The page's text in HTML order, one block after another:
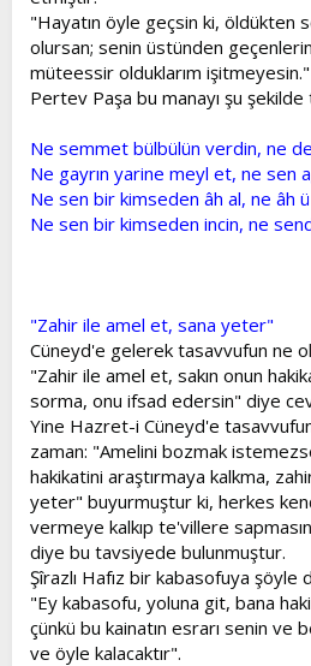
"Hayatın öyle geçsin ki, öldükten
olursan; senin üstünden
müteessir olduklarım işitmeyesin."
Pertev Paşa bu manayı şu
Ne semmet bülbülün verdin, ne
Ne gayrın yarine meyl et, ne sen
Ne sen bir kimseden âh al, ne âh
Ne sen bir kimseden incin, ne
"Zahir ile amel et, sana yeter"
Cüneyd'e gelerek tasavvufun ne
"Zahir ile amel et, sakın onun
sorma, onu ifsad edersin" diye
Yine Hazret-i Cüneyd'e
zaman: "Amelini bozmak
hakikatini araştırmaya kalkma,
yeter" buyurmuştur ki, herkes
vermeye kalkıp te'villere
diye bu tavsiyede bulunmuştur.
Şîrazlı Hafız bir kabasofuya şöyle
"Ey kabasofu, yoluna git, bana
çünkü bu kainatın esrarı senin ve
ve öyle kalacaktır".